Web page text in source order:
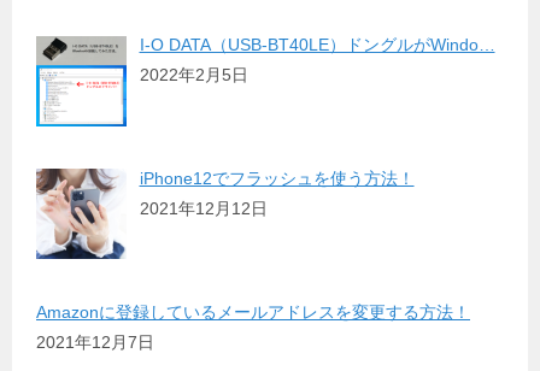
I-O DATA（USB-BT40LE）ドングルがWindo…
2022年2月5日
iPhone12でフラッシュを使う方法！
2021年12月12日
Amazonに登録しているメールアドレスを変更する方法！
2021年12月7日